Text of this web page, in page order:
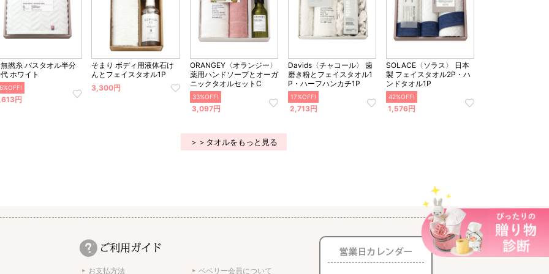
撚糸 バスタオル半分
ホワイト
円
そまり ボディ用液体石け
んとフェイスタオル1P
3,300円
ORANGEY〈オランジー〉
薬用ハンドソープとオーガ
ニックタオルセットC
33%OFF!
3,097円
Davids〈チャコール〉 歯
磨き粉とフェイスタオル1
P・ハーフハンカチ1P
17%OFF!
2,713円
SOLACE〈ソラス〉 日本
製 フェイスタオル2P・ハ
ンドタオル1P
42%OFF!
1,576円
＞＞タオルをもっと見る
お支払方法 ベベリー会員について